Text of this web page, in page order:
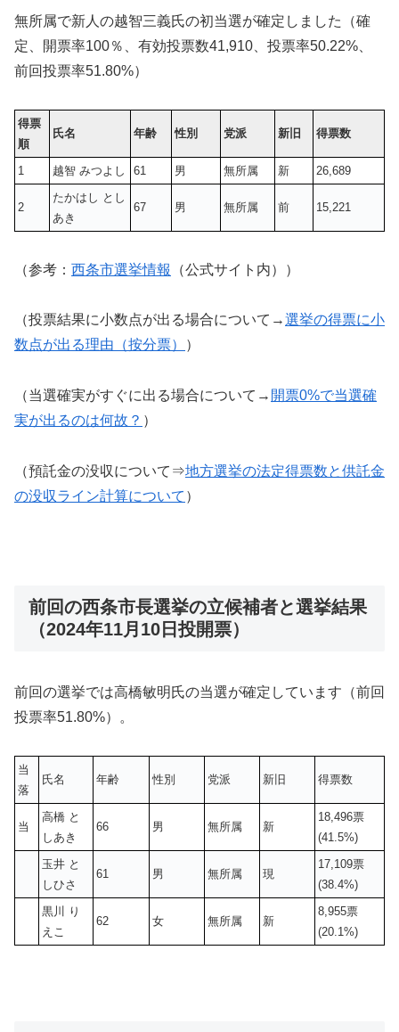
無所属で新人の越智三義氏の初当選が確定しました（確
定、開票率100％、有効投票数41,910 、投票率50.22%、
前回投票率51.80%）
得票
順
氏名 年齢 性別 党派 新旧 得票数
1 越智 みつよし 61 男 無所属 新 26,689
2
たかはし とし
あき
67 男 無所属 前 15,221
（参考： 西条市選挙情報 （公式サイト内））
（投票結果に小数点が出る場合について→選挙の得票に小
数点が出る理由（按分票）
）
（当選確実がすぐに出る場合について→ 開票0%で当選確
実が出るのは何故？ ）
（預託金の没収について⇒地方選挙の法定得票数と供託金
の没収ライン計算について ）
前回の西条市長選挙の立候補者と選挙結果
（2024年11月10日投開票）
前回の選挙では高橋敏明氏の当選が確定しています（前回
投票率51.80%）。
当
落
氏名 年齢 性別 党派 新旧 得票数
当
高橋 と
しあき
66 男 無所属 新
18,496票
(41.5%)
玉井 と
しひさ
61 男 無所属 現
17,109票
(38.4%)
黒川 り
えこ
62 女 無所属 新
8,955票
(20.1%)